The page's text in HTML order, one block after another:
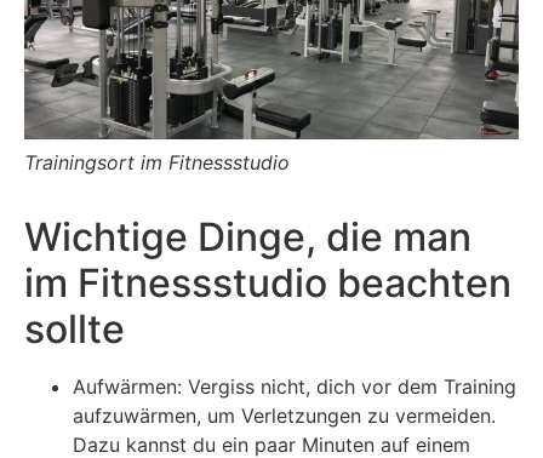
Trainingsort im Fitnessstudio
Wichtige Dinge, die man
im Fitnessstudio beachten
sollte
Aufwärmen: Vergiss nicht, dich vor dem Training
aufzuwärmen, um Verletzungen zu vermeiden.
Dazu kannst du ein paar Minuten auf einem